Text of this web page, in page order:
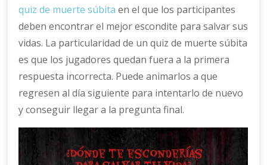
quiz de muerte súbita en el que los participantes
deben encontrar el mejor escondite para salvar sus
vidas. La particularidad de un quiz de muerte súbita
es que los jugadores quedan fuera a la primera
respuesta incorrecta. Puede animarlos a que
regresen al día siguiente para intentarlo de nuevo
y conseguir llegar a la pregunta final.